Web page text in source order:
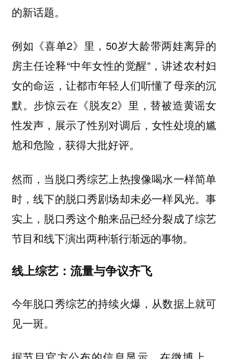
的新话题。
例如《喜单2》里，50岁大龄带两娃离异的
房主任诠释“中年女性的觉醒”，讲述农村妇
女的命运，让都市年轻人们听懂了母亲的沉
默。步惊云在《脱友2》里，替被造黄谣女
性发声，展示了性别对调后，女性处境的尴
尬和危险，获得大批好评。
然而，当脱口秀综艺上热搜像喝水一样简单
时，线下的脱口秀剧场却未必一样风光。事
实上，脱口秀这个舶来品已经分裂成了综艺
节目和线下演出两种渐行渐远的事物。
线上综艺：流量与争议齐飞
今年脱口秀综艺的持续火爆，从数据上就可
见一斑。